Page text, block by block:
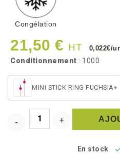
Congélation
21,50 € HT 0,022€/
Conditionnement : 1000
MINI STICK RING FUCHSIA▾
En stock